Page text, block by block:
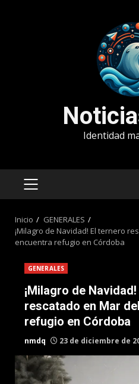
Identidad
MENÚ
Inicio
GENERALES
¡Milagro de Navidad! El ternero
encuentra refugio en Córdoba
GENERALES
¡Milagro de
rescatado en Mar
refugio en Córdoba
nmdq 23 de diciembre de